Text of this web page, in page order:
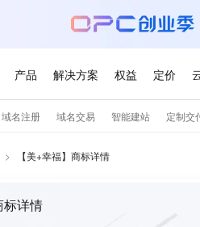
> 【美+幸福】商标详情
标详情